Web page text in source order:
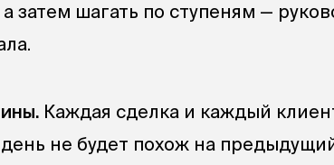
затем шагать по ступеням —
Каждая сделка и каждый
не будет похож на